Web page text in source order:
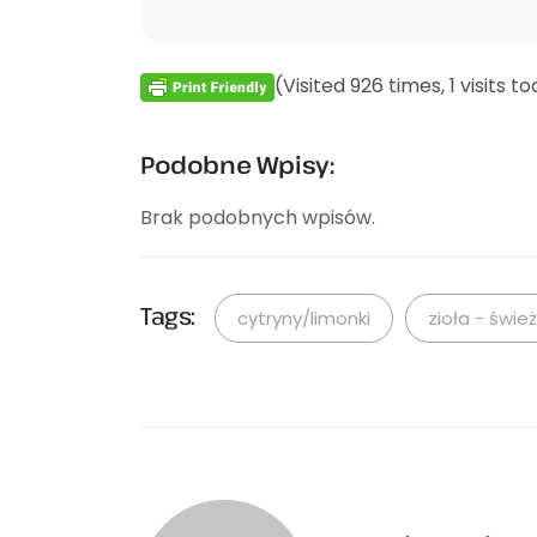
(Visited 926 times, 1 visits
Podobne Wpisy:
Brak podobnych wpisów.
Tags: cytryny/limonki zioła -